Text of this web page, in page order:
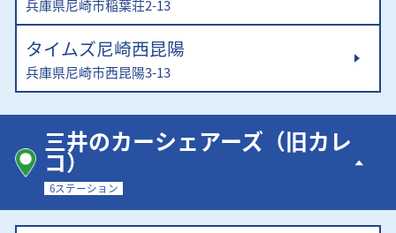
兵庫県尼崎市稲葉荘2-13
タイムズ尼崎西昆陽
兵庫県尼崎市西昆陽3-13
三井のカーシェアーズ（旧カレ
コ）
6ステーション